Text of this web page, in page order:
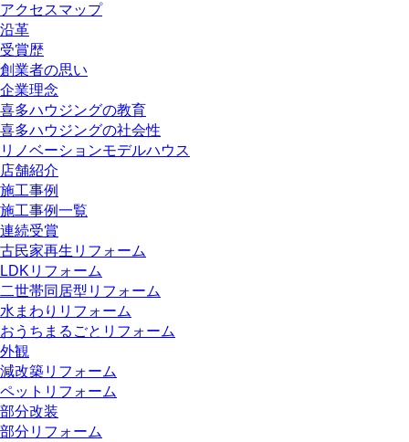
アクセスマップ
沿革
受賞歴
創業者の思い
企業理念
喜多ハウジングの教育
喜多ハウジングの社会性
リノベーションモデルハウス
店舗紹介
施工事例
施工事例一覧
連続受賞
古民家再生リフォーム
LDKリフォーム
二世帯同居型リフォーム
水まわりリフォーム
おうちまるごとリフォーム
外観
減改築リフォーム
ペットリフォーム
部分改装
部分リフォーム